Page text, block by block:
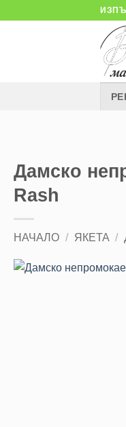
Дамско
Rash
НАЧАЛО / ЯКЕТА /